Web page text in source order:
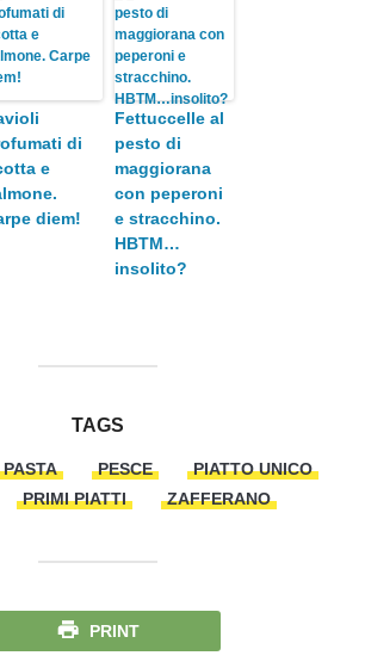
di
e
diem!
Fettuccelle al
pesto di
maggiorana
con peperoni
e stracchino.
HBTM…
insolito?
TAGS
PASTA PESCE
PIATTO UNICO
PRIMI PIATTI ZAFFERANO
PRINT